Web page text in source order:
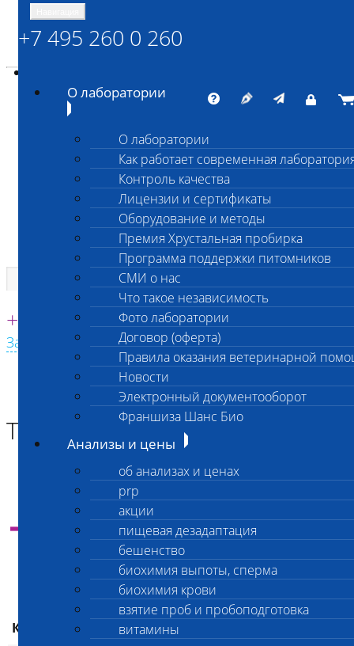
ШАНС БИО
Независимая ветеринарная лаборатория
Единая круглосуточная справочная
+7 495 260 0 260
Заказать звонок с сайта
+7 495 260 0 260
О лаборатории
О лаборатории
Как работает современная
Контроль качества
Лицензии и сертификаты
Оборудование и методы
Премия Хрустальная пробирка
Программа поддержки питомников
СМИ о нас
Что такое независимость
Фото лаборатории
Договор (оферта)
Правила оказания ветеринарной
Новости
Электронный документооборот
Франшиза Шанс Био
Анализы и цены
об анализах и ценах
prp
акции
пищевая дезадаптация
бешенство
биохимия выпоты, сперма
биохимия крови
взятие проб и пробоподготовка
витамины
Главная страница
Анализы и цены
ТОКСИКОЛОГИЯ
ТОКСИКОЛОГИЯ
Инструкция
по оплате анализов через банк и
самостоятельной отправке материала в
лабораторию
Код Наименование услуг
ваша цена